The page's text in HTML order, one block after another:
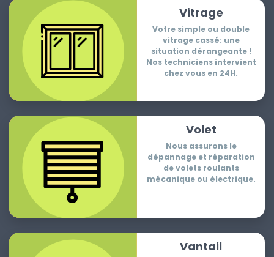
Vitrage
Votre simple ou double
vitrage cassé: une
situation dérangeante !
Nos techniciens intervient
chez vous en 24H.
Volet
Nous assurons le
dépannage et réparation
de volets roulants
mécanique ou électrique.
Vantail